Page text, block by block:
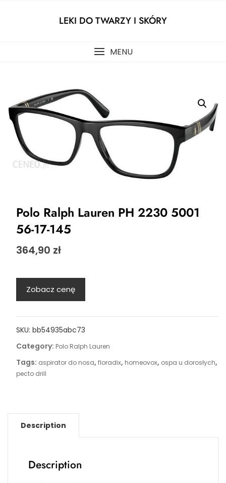
LEKI DO TWARZY I SKÓRY
MENU
Polo Ralph Lauren PH 2230 5001
56-17-145
364,90 zł
Zobacz cenę
SKU: bb54935abc73
Category: Polo Ralph Lauren
Tags: aspirator do nosa, floradix, homeovox, ospa u dorosłych,
pecto drill
Description
Description